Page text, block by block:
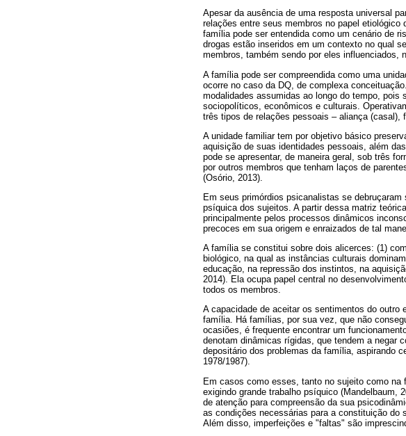
Apesar da ausência de uma resposta universal
relações entre seus membros no papel
família pode ser entendida como um cenário de
drogas estão inseridos em um contexto no qual
membros, também sendo por eles influenciados,
A família pode ser compreendida como uma
ocorre no caso da DQ, de complexa
modalidades assumidas ao longo do tempo,
sociopolíticos, econômicos e culturais.
três tipos de relações pessoais – aliança (casal),
A unidade familiar tem por objetivo básico
aquisição de suas identidades pessoais, além
pode se apresentar, de maneira geral, sob três
por outros membros que tenham laços de
(Osório, 2013).
Em seus primórdios psicanalistas se
psíquica dos sujeitos. A partir dessa matriz
principalmente pelos processos dinâmicos
precoces em sua origem e enraizados de tal
A família se constitui sobre dois alicerces: (1)
biológico, na qual as instâncias culturais
educação, na repressão dos instintos, na
2014). Ela ocupa papel central no
todos os membros.
A capacidade de aceitar os sentimentos do
família. Há famílias, por sua vez, que não
ocasiões, é frequente encontrar um
denotam dinâmicas rígidas, que tendem a negar
depositário dos problemas da família, aspirando
1978/1987).
Em casos como esses, tanto no sujeito como na
exigindo grande trabalho psíquico (Mandelbaum,
de atenção para compreensão da sua
as condições necessárias para a constituição do
Além disso, imperfeições e "faltas" são